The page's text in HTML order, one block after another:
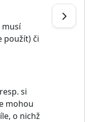
musí
použít) či
si
mohou
o nichž